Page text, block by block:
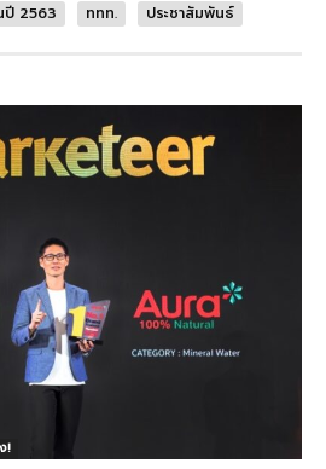
ปี 2563 ททท. ประชาสัมพันธ์
!